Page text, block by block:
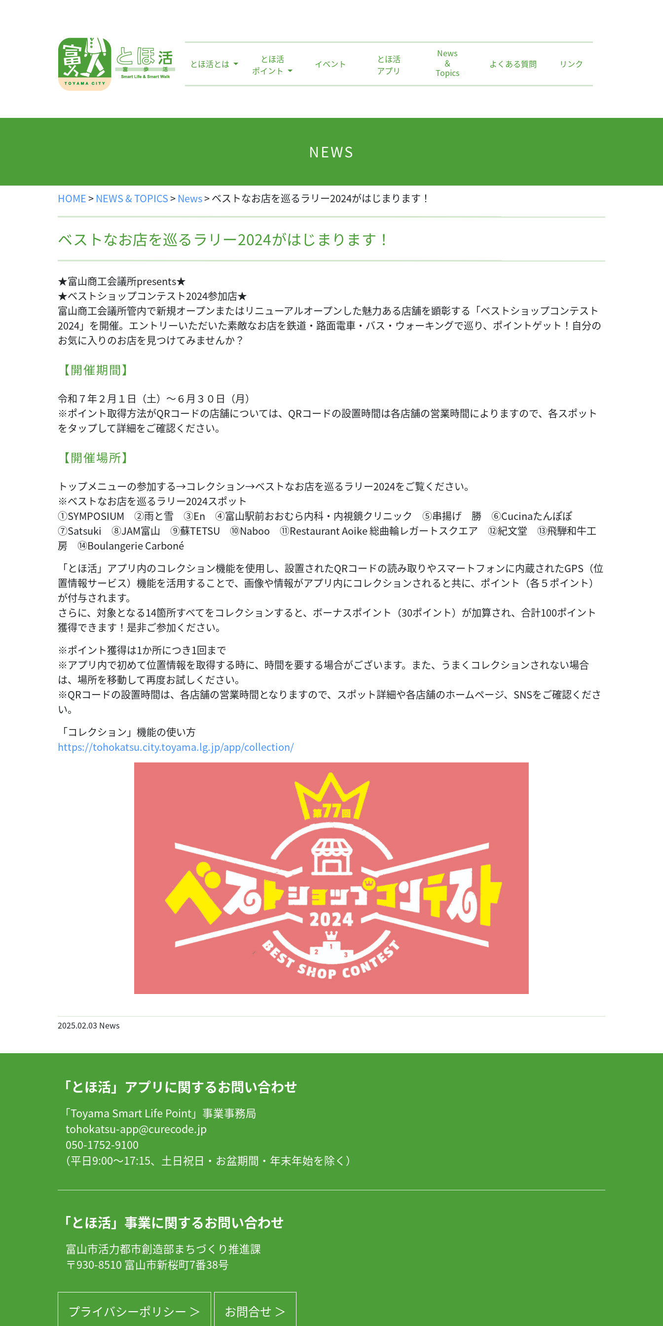
とほ活とは
とほ活
ポイント
イベント
とほ活
アプリ
News
＆
Topics
よくある質問 リンク
NEWS
HOME> NEWS & TOPICS> News>ベストなお店を巡るラリー2024がはじまります！
ベストなお店を巡るラリー2024がはじまります！
★富山商工会議所presents★
★ベストショップコンテスト2024参加店★
富山商工会議所管内で新規オープンまたはリニューアルオープンした魅力ある店舗を顕彰する「ベストショップコンテスト
2024」を開催。エントリーいただいた素敵なお店を鉄道・路面電車・バス・ウォーキングで巡り、ポイントゲット！自分の
お気に入りのお店を見つけてみませんか？
【開催期間】
令和７年２月１日（土）～６月３０日（月）
※ポイント取得方法がQRコードの店舗については、QRコードの設置時間は各店舗の営業時間によりますので、各スポット
をタップして詳細をご確認ください。
【開催場所】
トップメニューの参加する→コレクション→ベストなお店を巡るラリー2024をご覧ください。
※ベストなお店を巡るラリー2024スポット
①SYMPOSIUM ②雨と雪 ③En ④富山駅前おおむら内科・内視鏡クリニック ⑤串揚げ 勝 ⑥Cucinaたんぽぽ
⑦Satsuki ⑧JAM富山 ⑨蘇TETSU ⑩Naboo ⑪Restaurant Aoike 総曲輪レガートスクエア ⑫紀文堂 ⑬飛騨和牛工
房 ⑭Boulangerie Carboné
「とほ活」アプリ内のコレクション機能を使用し、設置されたQRコードの読み取りやスマートフォンに内蔵されたGPS（位
置情報サービス）機能を活用することで、画像や情報がアプリ内にコレクションされると共に、ポイント（各５ポイント）
が付与されます。
さらに、対象となる14箇所すべてをコレクションすると、ボーナスポイント（30ポイント）が加算され、合計100ポイント
獲得できます！是非ご参加ください。
※ポイント獲得は1か所につき1回まで
※アプリ内で初めて位置情報を取得する時に、時間を要する場合がございます。また、うまくコレクションされない場合
は、場所を移動して再度お試しください。
※QRコードの設置時間は、各店舗の営業時間となりますので、スポット詳細や各店舗のホームページ、SNSをご確認くださ
い。
「コレクション」機能の使い方
https://tohokatsu.city.toyama.lg.jp/app/collection/
2025.02.03 News
「とほ活」アプリに関するお問い合わせ
「Toyama Smart Life Point」事業事務局
tohokatsu-app@curecode.jp
050-1752-9100
（平日9:00～17:15、土日祝日・お盆期間・年末年始を除く）
「とほ活」事業に関するお問い合わせ
富山市活力都市創造部まちづくり推進課
〒930-8510 富山市新桜町7番38号
プライバシーポリシー ＞ お問合せ ＞